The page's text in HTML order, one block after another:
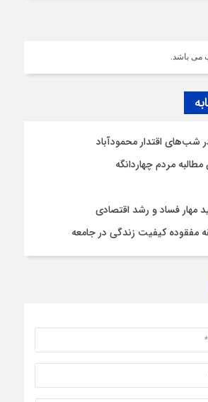
می باشد.
شب‌های اقتدار محمودآباد
مردم چهاردانگه
مهار فساد و رشد اقتصادی
مفقوده کیفیت زندگی در جامعه